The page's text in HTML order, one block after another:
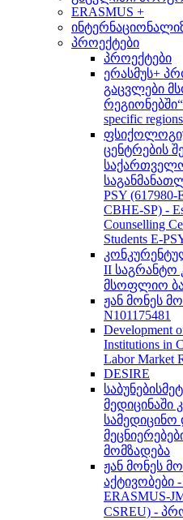
ERASMUS +
პროექტები
პროექტები
ერასმუს+
გაცვლები
რეგიონებში“
specific
ცენტრების
PSY (617980-
CBHE-SP) -
Counselling
Students E-
II საგრანტო
მსოფლიო
ჟან მონეს
N101175481
Development
Institutions in
Labor Market
DESIRE
მედიცინაში
მომზადება
ჟან მონეს
აქტივობები -
ERASMUS-
CSREU) -